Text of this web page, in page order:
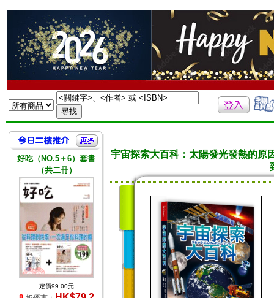
好吃（NO.5＋6）套書
（共二冊）
定價99.00元
宇宙探索大百科：太陽發光發熱的原